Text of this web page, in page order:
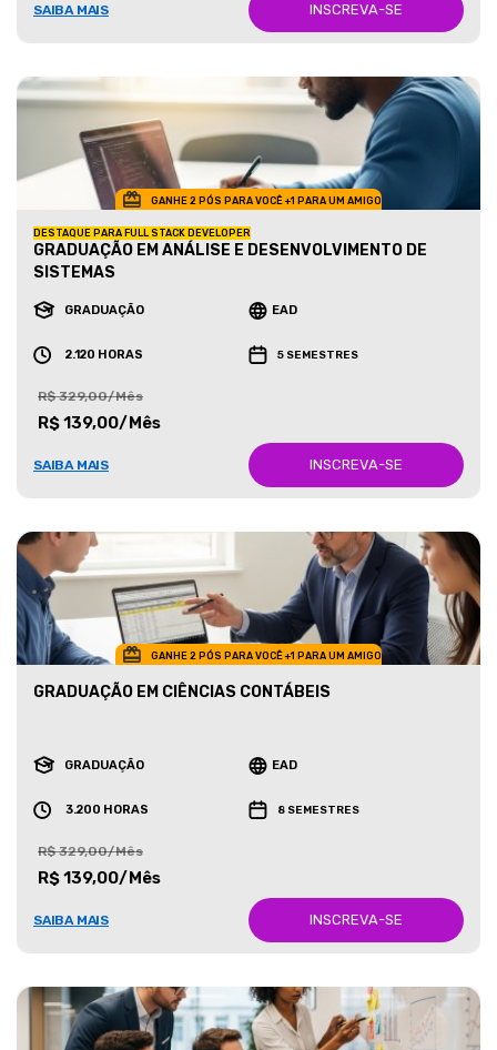
SAIBA MAIS INSCREVA-SE
GANHE 2 PÓS PARA VOCÊ +1 PARA UM AMIGO
DESTAQUE PARA FULL STACK DEVELOPER
GRADUAÇÃO EM ANÁLISE E DESENVOLVIMENTO DE
SISTEMAS
GRADUAÇÃO EAD
2.120 HORAS 5 SEMESTRES
R$ 329,00/Mês
R$ 139,00/Mês
SAIBA MAIS INSCREVA-SE
GANHE 2 PÓS PARA VOCÊ +1 PARA UM AMIGO
GRADUAÇÃO EM CIÊNCIAS CONTÁBEIS
GRADUAÇÃO EAD
3.200 HORAS 8 SEMESTRES
R$ 329,00/Mês
R$ 139,00/Mês
SAIBA MAIS INSCREVA-SE